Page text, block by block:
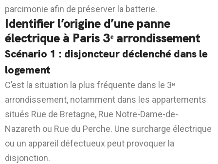
parcimonie afin de préserver la batterie.
Identifier l’origine d’une panne
électrique à Paris 3ᵉ arrondissement
Scénario 1 : disjoncteur déclenché dans le
logement
C’est la situation la plus fréquente dans le 3ᵉ
arrondissement, notamment dans les appartements
situés Rue de Bretagne, Rue Notre-Dame-de-
Nazareth ou Rue du Perche. Une surcharge électrique
ou un appareil défectueux peut provoquer la
disjonction.